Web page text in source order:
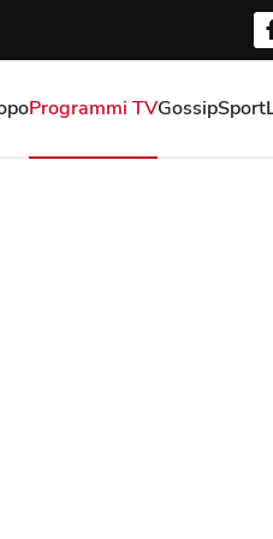
Programmi TVGossipSport